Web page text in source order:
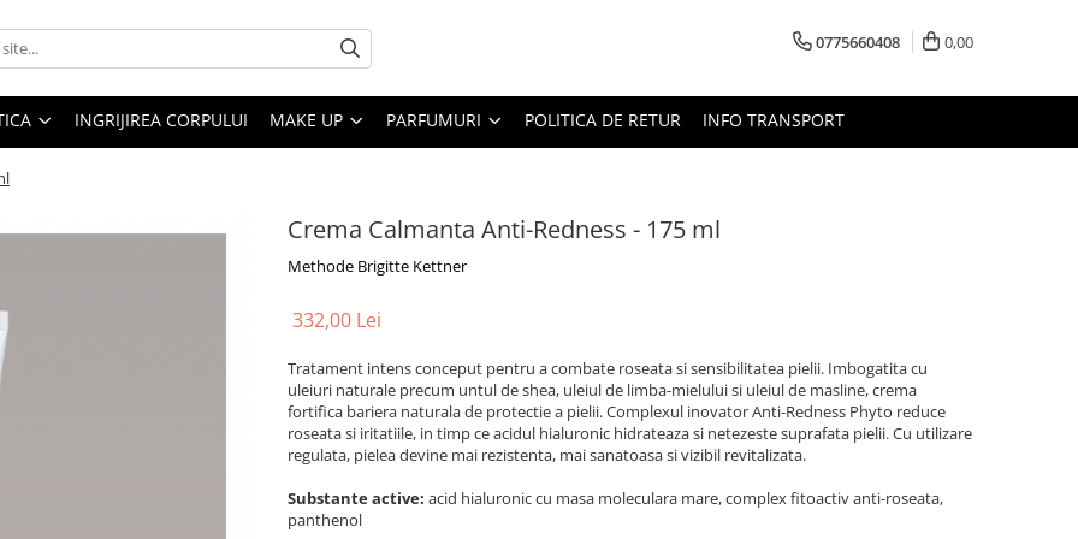
0775660408 0,00
INGRIJIREA CORPULUI MAKE UP PARFUMURI POLITICA DE RETUR INFO TRANSPORT
Crema Calmanta Anti-Redness - 175 ml
Methode Brigitte Kettner
332,00 Lei
Tratament intens conceput pentru a combate roseata si sensibilitatea pielii. Imbogatita cu
uleiuri naturale precum untul de shea, uleiul de limba-mielului si uleiul de masline, crema
fortifica bariera naturala de protectie a pielii. Complexul inovator Anti-Redness Phyto reduce
roseata si iritatiile, in timp ce acidul hialuronic hidrateaza si netezeste suprafata pielii. Cu utilizare
regulata, pielea devine mai rezistenta, mai sanatoasa si vizibil revitalizata.
Substante active: acid hialuronic cu masa moleculara mare, complex fitoactiv anti-roseata,
panthenol